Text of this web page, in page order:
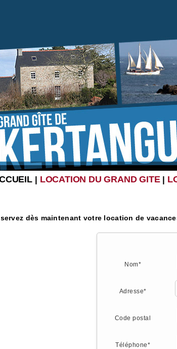
| LOCATION DU GRAND GITE|
dès maintenant votre location de
Nom*
Adresse*
Code postal
Téléphone*